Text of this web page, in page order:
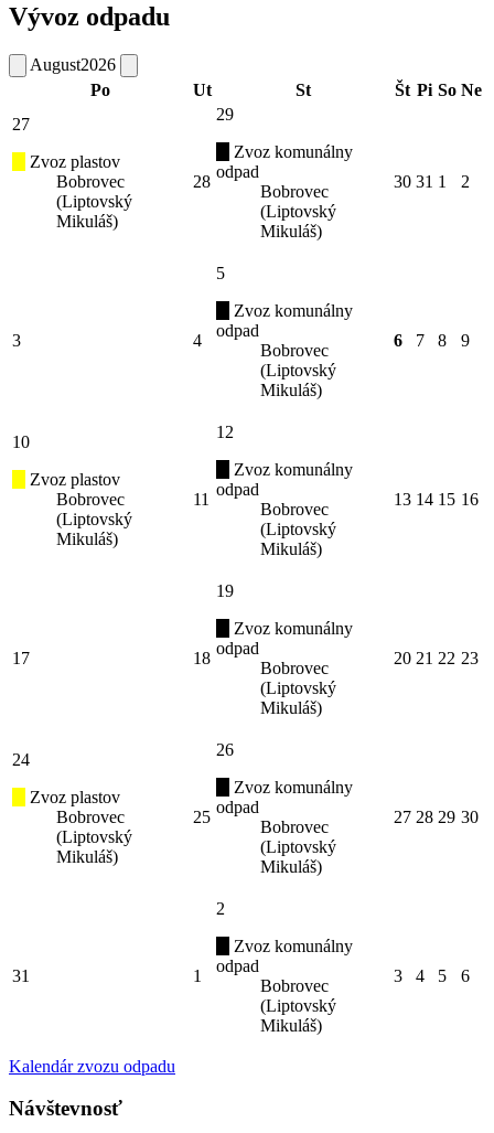
Vývoz odpadu
August2026
Po
Ut St Št Pi So Ne
27
Zvoz plastov
Bobrovec
(Liptovský
Mikuláš)
28
29
Zvoz komunálny
odpad
Bobrovec
(Liptovský
Mikuláš)
30 31 1 2
3 4
5
Zvoz komunálny
odpad
Bobrovec
(Liptovský
Mikuláš)
6 7 8 9
10
Zvoz plastov
Bobrovec
(Liptovský
Mikuláš)
11
12
Zvoz komunálny
odpad
Bobrovec
(Liptovský
Mikuláš)
13 14 15 16
17 18
19
Zvoz komunálny
odpad
Bobrovec
(Liptovský
Mikuláš)
20 21 22 23
24
Zvoz plastov
Bobrovec
(Liptovský
Mikuláš)
25
26
Zvoz komunálny
odpad
Bobrovec
(Liptovský
Mikuláš)
27 28 29 30
31 1
2
Zvoz komunálny
odpad
Bobrovec
(Liptovský
Mikuláš)
3 4 5 6
Kalendár zvozu odpadu
Návštevnosť